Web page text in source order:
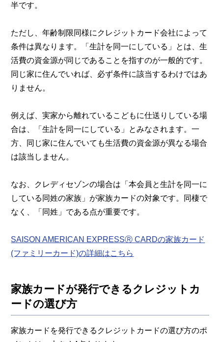
半です。
ただし、年齢制限同様にクレジットカード会社によって
条件は異なります。「生計を同一にしている」とは、生
活費の資金源が同じであることを指すのが一般的です。
同じ家に住んでいれば、必ず条件に該当するわけではあ
りません。
例えば、実家から離れているこどもに仕送りしている場
合は、「生計を同一にしている」とみなされます。一
方、同じ家に住んでいても生活費の資金源が異なる場合
は該当しません。
なお、クレディセゾンの場合は「本会員と生計を同一に
している同姓の家族」が家族カードの対象です。同棲で
なく、「同姓」である点が重要です。
SAISON AMERICAN EXPRESSⓇ CARDの家族カード
(ファミリーカード)の詳細はこちら
家族カードが発行できるクレジットカ
ードの選び方
家族カードを発行できるクレジットカードの選び方のポ